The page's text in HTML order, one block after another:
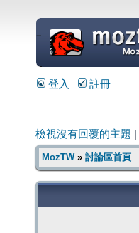
=
登入 註冊
檢視沒有回覆的主題
MozTW» 討論區首頁